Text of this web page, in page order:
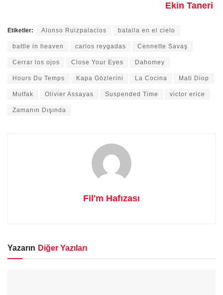
Ekin Taneri
Etiketler: Alonso Ruizpalacios batalla en el cielo
battle in heaven carlos reygadas Cennette Savaş
Cerrar los ojos Close Your Eyes Dahomey
Hours Du Temps Kapa Gözlerini La Cocina Mati Diop
Mutfak Olivier Assayas Suspended Time victor erice
Zamanın Dışında
Fil'm Hafızası
Yazarın Diğer Yazıları